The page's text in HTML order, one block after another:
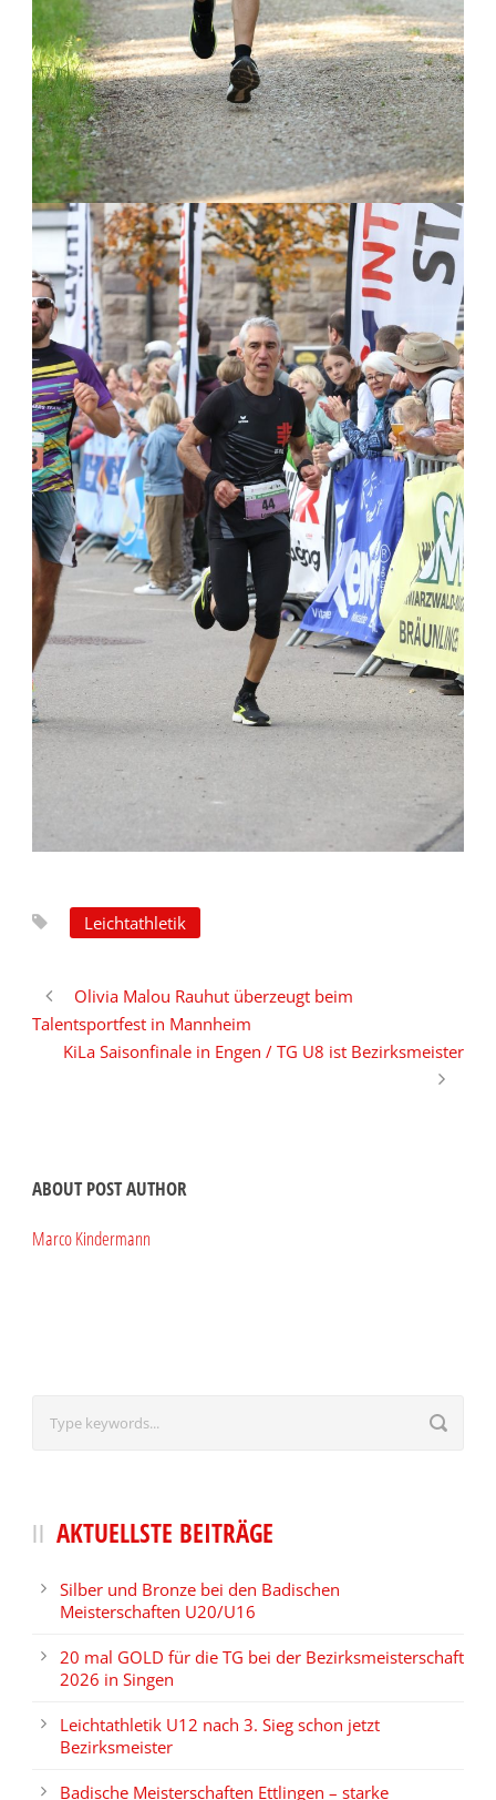
Leichtathletik
Olivia Malou Rauhut überzeugt beim
Talentsportfest in Mannheim
KiLa Saisonfinale in Engen / TG U8 ist Bezirksmeister
ABOUT POST AUTHOR
Marco Kindermann
AKTUELLSTE BEITRÄGE
Silber und Bronze bei den Badischen
Meisterschaften U20/U16
20 mal GOLD für die TG bei der Bezirksmeisterschaft
2026 in Singen
Leichtathletik U12 nach 3. Sieg schon jetzt
Bezirksmeister
Badische Meisterschaften Ettlingen – starke